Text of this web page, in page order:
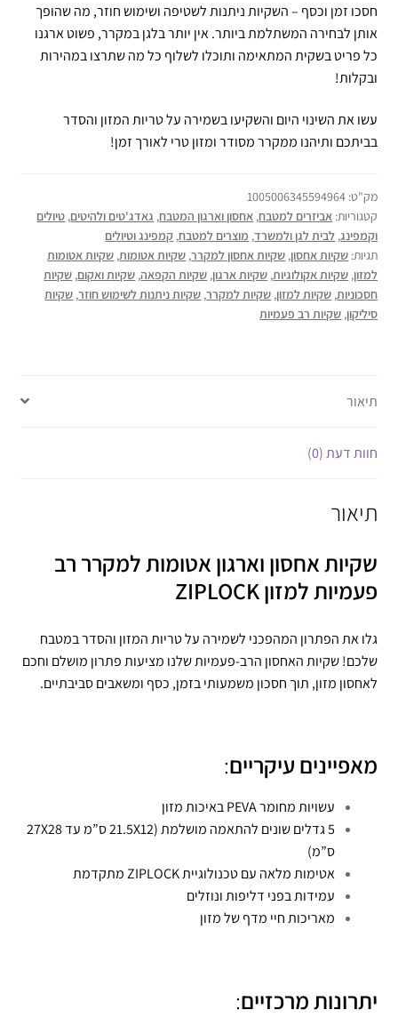
חסכו זמן וכסף – השקיות ניתנות לשטיפה ושימוש חוזר, מה שהופך
אותן לבחירה המשתלמת ביותר. אין יותר בלגן במקרר, פשוט ארגנו
כל פריט בשקית המתאימה ותוכלו לשלוף כל מה שתרצו במהירות
ובקלות!
עשו את השינוי היום והשקיעו בשמירה על טריות המזון והסדר
בביתכם ותיהנו ממקרר מסודר ומזון טרי לאורך זמן!
מק"ט: 1005006345594964
קטגוריות: אביזרים למטבח, אחסון וארגון המטבח, גאדג'טים ולהיטים, טיולים
וקמפינג, לבית לגן ולמשרד, מוצרים למטבח, קמפינג וטיולים
תגיות: שקיות אחסון, שקיות אחסון למקרר, שקיות אטומות, שקיות אטומות
למזון, שקיות אקולוגיות, שקיות ארגון, שקיות הקפאה, שקיות ואקום, שקיות
חסכוניות, שקיות למזון, שקיות למקרר, שקיות ניתנות לשימוש חוזר, שקיות
סיליקון, שקיות רב פעמיות
תיאור
חוות דעת (0)
תיאור
שקיות אחסון וארגון אטומות למקרר רב
פעמיות למזון ZIPLOCK
גלו את הפתרון המהפכני לשמירה על טריות המזון והסדר במטבח
שלכם! שקיות האחסון הרב-פעמיות שלנו מציעות פתרון מושלם וחכם
לאחסון מזון, תוך חסכון משמעותי בזמן, כסף ומשאבים סביבתיים.
מאפיינים עיקריים:
עשויות מחומר PEVA באיכות מזון
5 גדלים שונים להתאמה מושלמת (21.5X12 ס”מ עד 27X28
ס”מ)
אטימות מלאה עם טכנולוגיית ZIPLOCK מתקדמת
עמידות בפני דליפות ונוזלים
מאריכות חיי מדף של מזון
יתרונות מרכזיים: